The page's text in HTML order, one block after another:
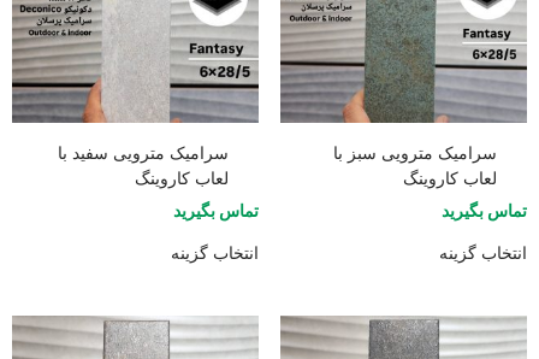
سرامیک مترویی سبز با
لعاب کاروینگ
تماس بگیرید
انتخاب گزینه
سرامیک مترویی سفید با
لعاب کاروینگ
تماس بگیرید
انتخاب گزینه